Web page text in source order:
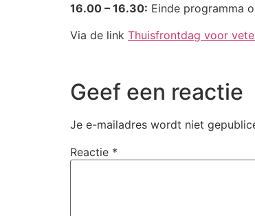
16.00 – 16.30: Einde programma
Via de link Thuisfrontdag voor
Geef een reactie
Je e-mailadres wordt niet
Reactie *